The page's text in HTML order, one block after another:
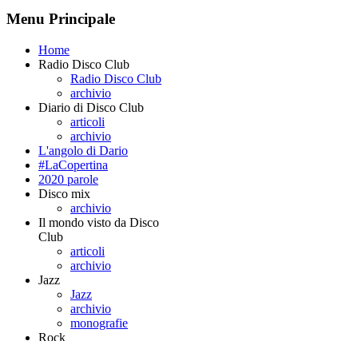
Menu Principale
Home
Radio Disco Club
Radio Disco Club
archivio
Diario di Disco Club
articoli
archivio
L'angolo di Dario
#LaCopertina
2020 parole
Disco mix
archivio
Il mondo visto da Disco
Club
articoli
archivio
Jazz
Jazz
archivio
monografie
Rock